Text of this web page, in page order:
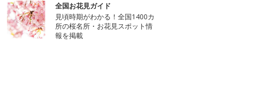
全国お花見ガイド
見頃時期がわかる！全国1400カ
所の桜名所・お花見スポット情
報を掲載